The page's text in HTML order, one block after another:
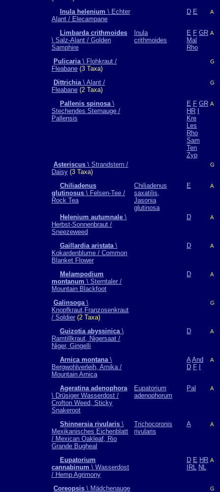
Inula helenium \ Echter
Alant / Elecampane
D E A
Limbarda crithmoides
\ Salz-Alant / Golden
Samphire
Inula
crithmoides
E F GR
Mal
Rho
A
Pulicaria\ Flohkraut /
Fleabane (3 Taxa)
G
Dittrichia\ Alant /
Fleabane (2 Taxa)
G
Pallenis spinosa\
Stechendes Sternauge /
Pallensis
E F GR
HR
Kre
Les
Rho
Sam
Ten
Zyp
A
Asteriscus \ Strandstern /
Daisy (3 Taxa)
G
Chiliadenus
glutinosus \ Felsen-Tee /
Rock Tea
Chiliadenus
saxatilis,
Jasonia
glutinosa
E A
Helenium autumnale \
Herbst-Sonnenbraut /
Sneezeweed
D A
Gaillardia aristata\
Kokardenblume / Common
Blanket Flower
D A
Melampodium
montanum \ Sterntaler /
Mountain Blackfoot
D A
Galinsoga\
Knopfkraut,Franzosenkraut
/ Soldier (2 Taxa)
G
Guizotia abyssinica\
Ramtillkraut, Nigersaat /
Niger, Gingelli
D A
Arnica montana\
Bergwohlverleih, Arnika /
Mountain Arnica
A And
D F
A
Ageratina adenophora
\ Drüsiger Wasserdost /
Crofton Weed, Sticky
Snakeroot
Eupatorium
adenophorum
Pal A
Shinnersia rivularis \
Mexikanisches Eichenblatt
/ Mexican Oakleaf, Rio
Grande Bugheal
Trichocoronis
rivularis
A A
Eupatorium
cannabinum \ Wasserdost
/ Hemp Agrimony
D E HR
IRL NL
A
Coreopsis \ Mädchenauge
G